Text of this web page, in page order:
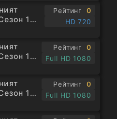
1
Рейтинг
0
HD 720
1
Рейтинг
0
Full HD 1080
1
Рейтинг
0
Full HD 1080